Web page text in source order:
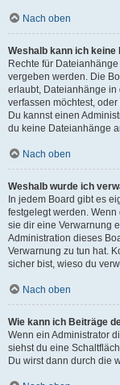
Nach oben
Weshalb kann ich keine
Rechte für
vergeben werden. Die
erlaubt, Dateianhänge in
verfassen möchtest,
Du kannst einen
du keine Dateianhänge
Nach oben
Weshalb wurde ich
In jedem Board gibt es
festgelegt werden.
sie dir eine Verwarnung
Administration dieses
Verwarnung zu tun hat.
sicher bist, wieso du
Nach oben
Wie kann ich Beiträge
Wenn ein Administrator
siehst du eine
Du wirst dann durch die